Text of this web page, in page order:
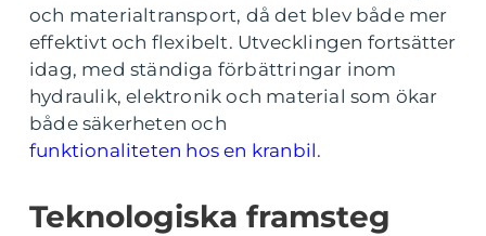
och materialtransport, då det blev både mer
effektivt och flexibelt. Utvecklingen fortsätter
idag, med ständiga förbättringar inom
hydraulik, elektronik och material som ökar
både säkerheten och
funktionaliteten hos en kranbil.
Teknologiska framsteg